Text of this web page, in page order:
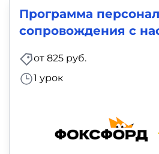
Программа
сопровождения с
от 825 руб.
1 урок
аудио
Маркетинг
Иностранный
Для